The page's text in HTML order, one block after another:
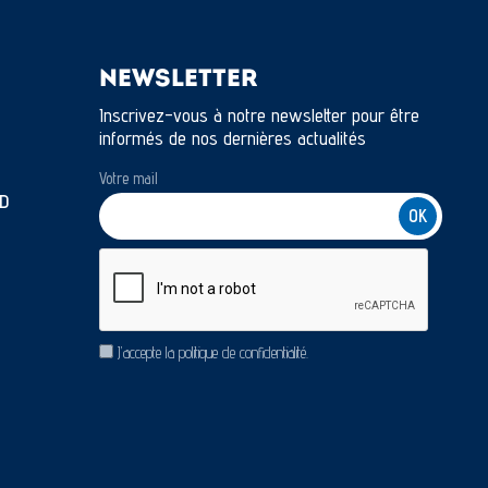
NEWSLETTER
Inscrivez-vous à notre newsletter pour être
informés de nos dernières actualités
Votre mail
RGPDJ’accepte la politique de confidentialité.